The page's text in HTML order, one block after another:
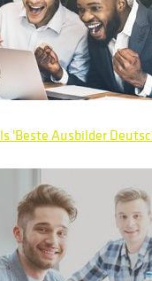
'Beste Ausbilder